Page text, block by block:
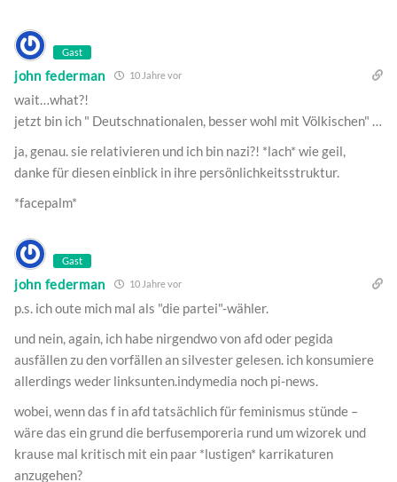
Gast
john federman 10 Jahre vor
wait…what?!
jetzt bin ich " Deutschnationalen, besser wohl mit Völkischen" …
ja, genau. sie relativieren und ich bin nazi?! *lach* wie geil,
danke für diesen einblick in ihre persönlichkeitsstruktur.
*facepalm*
Gast
john federman 10 Jahre vor
p.s. ich oute mich mal als "die partei"-wähler.
und nein, again, ich habe nirgendwo von afd oder pegida
ausfällen zu den vorfällen an silvester gelesen. ich konsumiere
allerdings weder linksunten.indymedia noch pi-news.
wobei, wenn das f in afd tatsächlich für feminismus stünde –
wäre das ein grund die berfusemporeria rund um wizorek und
krause mal kritisch mit ein paar *lustigen* karrikaturen
anzugehen?